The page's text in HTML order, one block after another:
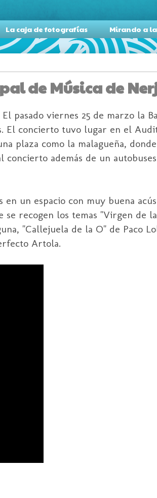
La caja de fotografías Mirando a
de Música de
pasado viernes 25 de marzo la
El concierto tuvo lugar en el
plaza como la malagueña, donde
además de un
un espacio con muy buena
recogen los temas "Virgen de
"Callejuela de la O" de Paco
Artola.